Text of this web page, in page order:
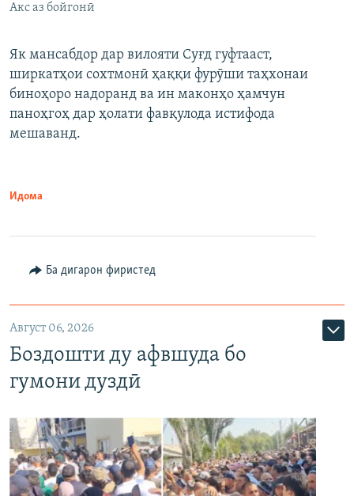
Акс аз бойгонӣ
Як мансабдор дар вилояти Суғд гуфтааст,
ширкатҳои сохтмонӣ ҳаққи фурӯши таҳхонаи
биноҳоро надоранд ва ин маконҳо ҳамчун
паноҳгоҳ дар ҳолати фавқулода истифода
мешаванд.
Идома
Ба дигарон фиристед
Август 06, 2026
Боздошти ду афвшуда бо
гумони дуздӣ